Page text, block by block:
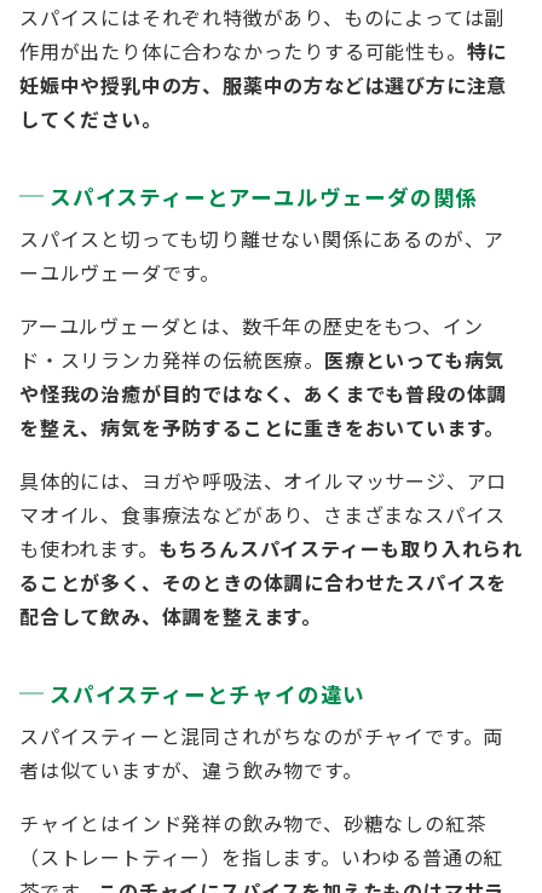
スパイスにはそれぞれ特徴があり、ものによっては副
作用が出たり体に合わなかったりする可能性も。 特に
妊娠中や授乳中の方、服薬中の方などは選び方に注意
してください。
スパイスティーとアーユルヴェーダの関係
スパイスと切っても切り離せない関係にあるのが、ア
ーユルヴェーダです。
アーユルヴェーダとは、数千年の歴史をもつ、イン
ド・スリランカ発祥の伝統医療。 医療といっても病気
や怪我の治癒が目的ではなく、あくまでも普段の体調
を整え、病気を予防することに重きをおいています。
具体的には、ヨガや呼吸法、オイルマッサージ、アロ
マオイル、食事療法などがあり、さまざまなスパイス
も使われます。 もちろんスパイスティーも取り入れられ
ることが多く、そのときの体調に合わせたスパイスを
配合して飲み、体調を整えます。
スパイスティーとチャイの違い
スパイスティーと混同されがちなのがチャイです。両
者は似ていますが、違う飲み物です。
チャイとはインド発祥の飲み物で、砂糖なしの紅茶
（ストレートティー）を指します。いわゆる普通の紅